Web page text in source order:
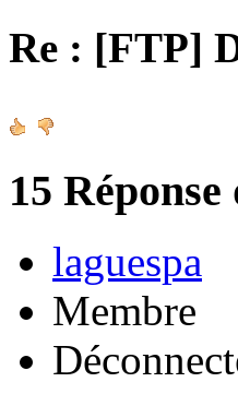
Re : [FTP]
15 Réponse
laguespa
Membre